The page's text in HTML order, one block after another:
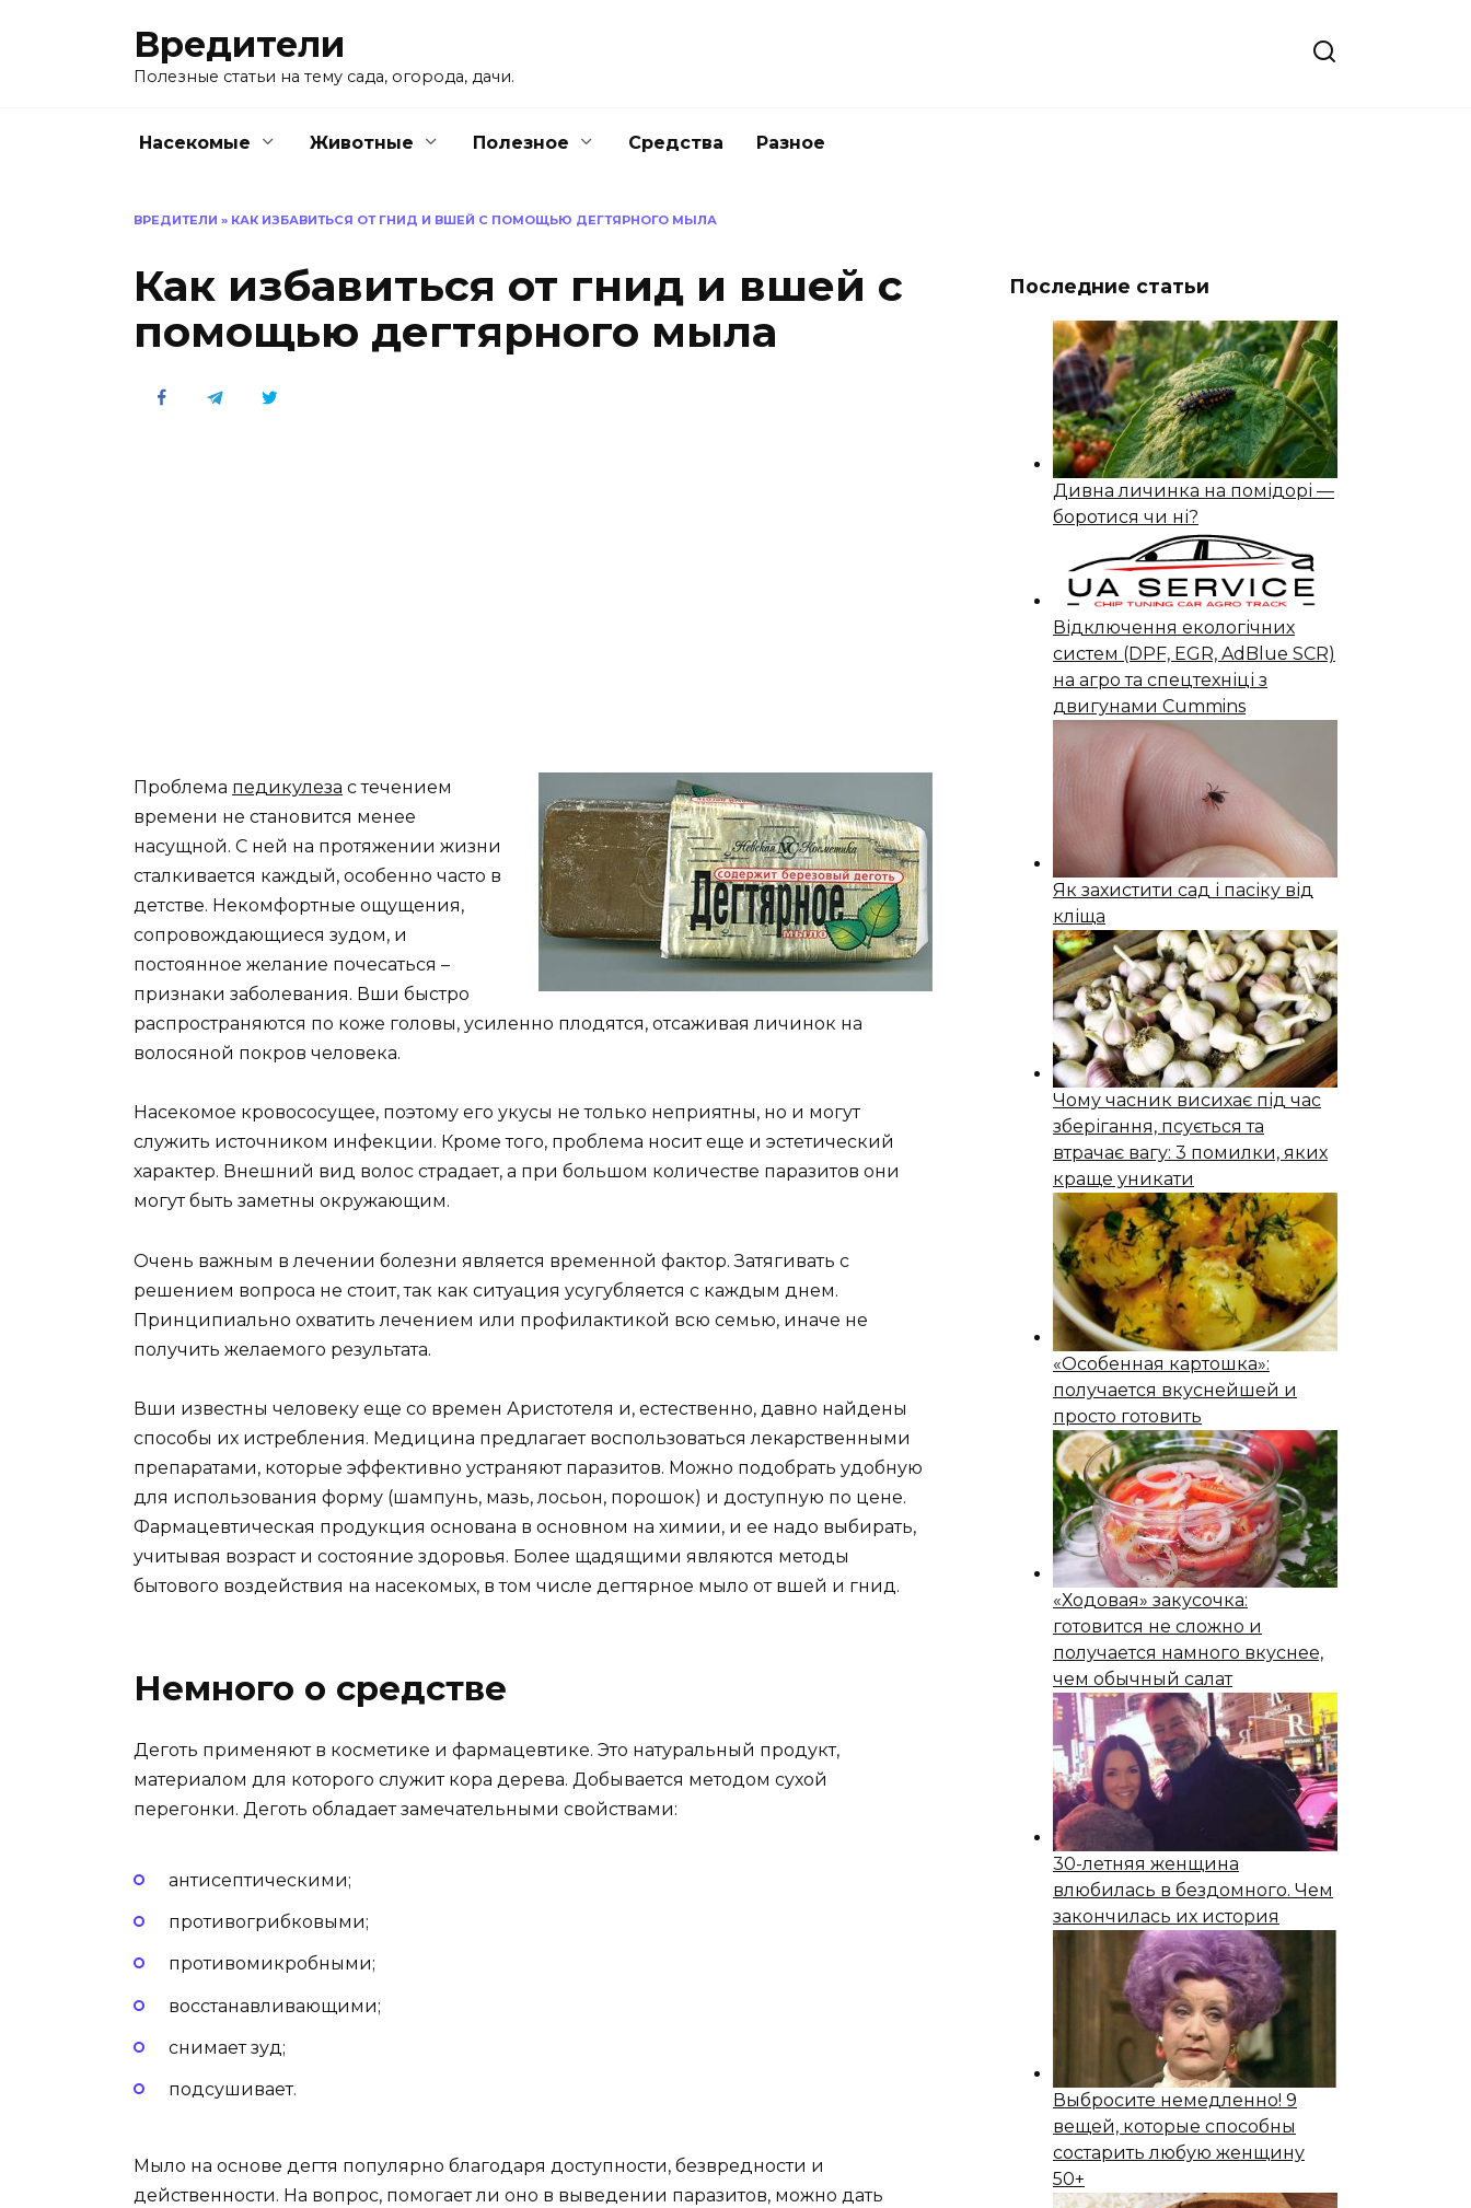
Вредители
Полезные статьи на тему сада, огорода, дачи.
Насекомые Животные Полезное Средства Разное
ВРЕДИТЕЛИ » КАК ИЗБАВИТЬСЯ ОТ ГНИД И ВШЕЙ С ПОМОЩЬЮ ДЕГТЯРНОГО МЫЛА
Как избавиться от гнид и вшей с
помощью дегтярного мыла
Проблема педикулеза с течением
времени не становится менее
насущной. С ней на протяжении жизни
сталкивается каждый, особенно часто в
детстве. Некомфортные ощущения,
сопровождающиеся зудом, и
постоянное желание почесаться –
признаки заболевания. Вши быстро
распространяются по коже головы, усиленно плодятся, отсаживая личинок на
волосяной покров человека.
Насекомое кровососущее, поэтому его укусы не только неприятны, но и могут
служить источником инфекции. Кроме того, проблема носит еще и эстетический
характер. Внешний вид волос страдает, а при большом количестве паразитов они
могут быть заметны окружающим.
Очень важным в лечении болезни является временной фактор. Затягивать с
решением вопроса не стоит, так как ситуация усугубляется с каждым днем.
Принципиально охватить лечением или профилактикой всю семью, иначе не
получить желаемого результата.
Вши известны человеку еще со времен Аристотеля и, естественно, давно найдены
способы их истребления. Медицина предлагает воспользоваться лекарственными
препаратами, которые эффективно устраняют паразитов. Можно подобрать удобную
для использования форму (шампунь, мазь, лосьон, порошок) и доступную по цене.
Фармацевтическая продукция основана в основном на химии, и ее надо выбирать,
учитывая возраст и состояние здоровья. Более щадящими являются методы
бытового воздействия на насекомых, в том числе дегтярное мыло от вшей и гнид.
Немного о средстве
Деготь применяют в косметике и фармацевтике. Это натуральный продукт,
материалом для которого служит кора дерева. Добывается методом сухой
перегонки. Деготь обладает замечательными свойствами:
антисептическими;
противогрибковыми;
противомикробными;
восстанавливающими;
снимает зуд;
подсушивает.
Мыло на основе дегтя популярно благодаря доступности, безвредности и
действенности. На вопрос, помогает ли оно в выведении паразитов, можно дать
Последние статьи
Дивна личинка на помідорі —
боротися чи ні?
Відключення екологічних
систем (DPF, EGR, AdBlue SCR)
на агро та спецтехніці з
двигунами Cummins
Як захистити сад і пасіку від
кліща
Чому часник висихає під час
зберігання, псується та
втрачає вагу: 3 помилки, яких
краще уникати
«Особенная картошка»:
получается вкуснейшей и
просто готовить
«Ходовая» закусочка:
готовится не сложно и
получается намного вкуснее,
чем обычный салат
30-летняя женщина
влюбилась в бездомного. Чем
закончилась их история
Выбросите немедленно! 9
вещей, которые способны
состapить любую женщину
50+